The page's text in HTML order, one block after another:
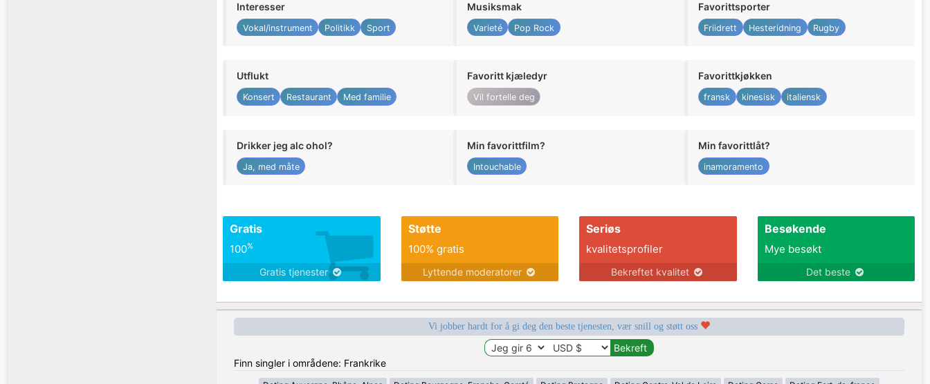
Interesser
Vokal/instrument Politikk Sport
Musiksmak
Varieté Pop Rock
Favorittsporter
Friidrett Hesteridning Rugby
Utflukt
Konsert Restaurant Med familie
Favoritt kjæledyr
Vil fortelle deg
Favorittkjøkken
fransk kinesisk italiensk
Drikker jeg alc ohol?
Ja, med måte
Min favorittfilm?
Intouchable
Min favorittlåt?
inamoramento
Gratis
100%
Gratis tjenester
Støtte
100% gratis
Lyttende moderatorer
Seriøs
kvalitetsprofiler
Bekreftet kvalitet
Besøkende
Mye besøkt
Det beste
Vi jobber hardt for å gi deg den beste tjenesten, vær snill og støtt oss
Finn singler i områdene: Frankrike